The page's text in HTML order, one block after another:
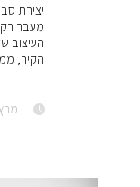
יצירת
מעבר
העיצוב
הקיר,
מרץ 25.01.2024